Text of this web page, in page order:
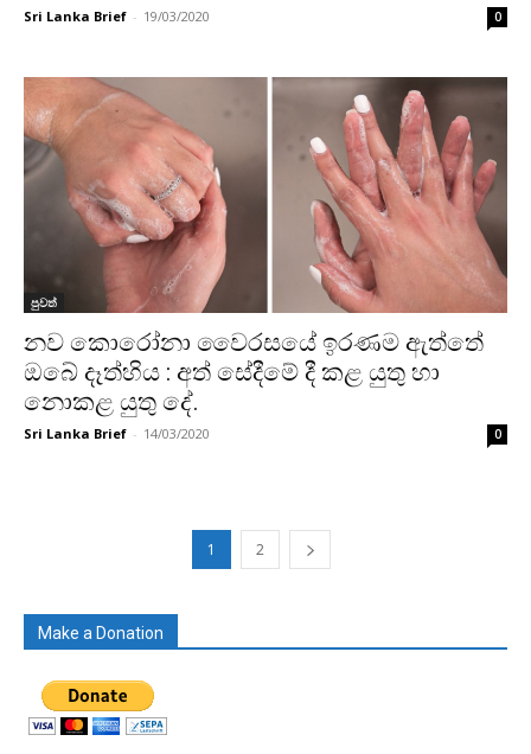
Sri Lanka Brief - 19/03/2020 0
පුවත්
නව කොරෝනා වෛරසයේ ඉරණම ඇත්තේ
ඔබේ දෑත්හිය : අත් සේදීමේ දී කළ යුතු හා
නොකළ යුතු දේ.
Sri Lanka Brief - 14/03/2020 0
1 2
Make a Donation